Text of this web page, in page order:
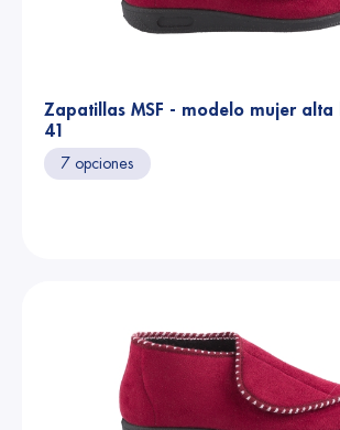
Zapatillas MSF - modelo mujer alta
41
7 opciones